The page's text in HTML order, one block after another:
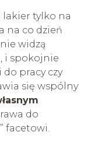
lakier tylko na
na co dzień
widzą
i spokojnie
pracy czy
się wspólny
do
facetowi.